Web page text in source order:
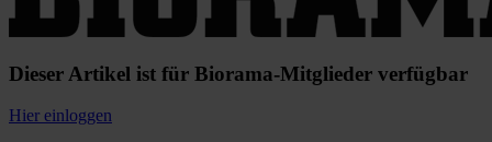
Dieser Artikel ist für Biorama-Mitglieder verfügbar
Hier einloggen